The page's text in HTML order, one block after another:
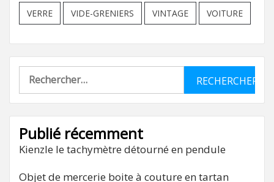
VERRE VIDE-GRENIERS VINTAGE VOITURE
Rechercher :
Publié récemment
Kienzle le tachymètre détourné en pendule
Objet de mercerie boite à couture en tartan